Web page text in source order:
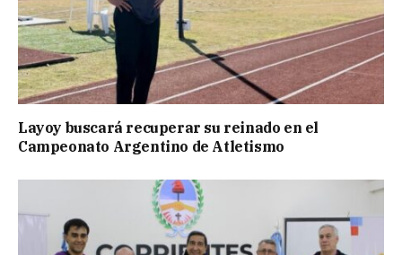
Layoy buscará recuperar su reinado en el
Campeonato Argentino de Atletismo